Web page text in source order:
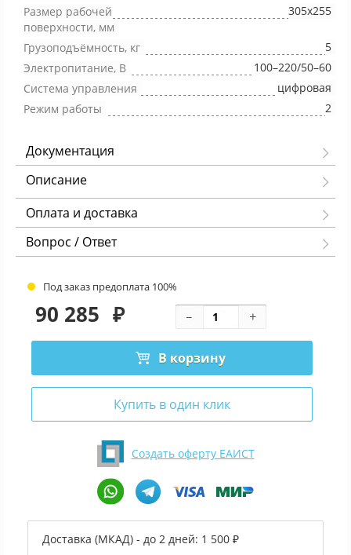
Размер рабочей
поверхности, мм
305x255
Грузоподъёмность, кг
5
Электропитание, В
100–220/50–60
Система управления
цифровая
Режим работы
2
Документация
Описание
Оплата и доставка
Вопрос / Ответ
Под заказ предоплата 100%
90 285 ₽
В корзину
Купить в один клик
Создать оферту ЕАИСТ
Доставка (МКАД) - до 2 дней: 1 500 ₽